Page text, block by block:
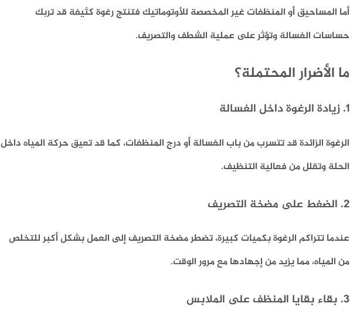
أما المساحيق أو المنظفات غير المخصصة للأوتوماتيك فتنتج رغوة كثيفة قد تربك
حساسات الغسالة وتؤثر على عملية الشطف والتصريف.
ما الأضرار المحتملة؟
1. زيادة الرغوة داخل الغسالة
الرغوة الزائدة قد تتسرب من باب الغسالة أو درج المنظفات، كما قد تعيق حركة المياه داخل
الحلة وتقلل من فعالية التنظيف.
2. الضغط على مضخة التصريف
عندما تتراكم الرغوة بكميات كبيرة، تضطر مضخة التصريف إلى العمل بشكل أكبر للتخلص
من المياه، مما يزيد من إجهادها مع مرور الوقت.
3. بقاء بقايا المنظف على الملابس